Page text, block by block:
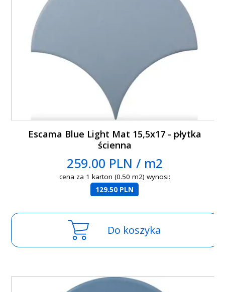
Escama Blue Light Mat 15,5x17 - płytka
ścienna
259.00 PLN / m2
cena za 1 karton (0.50 m2) wynosi:
129.50 PLN
Do koszyka